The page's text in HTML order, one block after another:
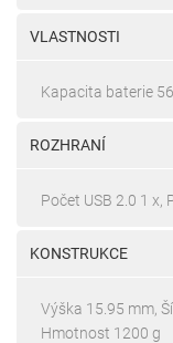
VLASTNOSTI
Kapacita baterie
ROZHRANÍ
Počet USB 2.0 1 x,
KONSTRUKCE
Výška 15.95 mm,
Hmotnost 1200 g